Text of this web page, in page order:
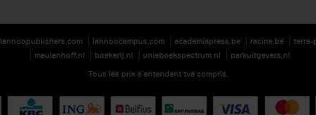
lannoopublishers.com lannoocampus.com academiapress.be racine.be
terra-
meulenhoff.nl
boekerij.nl unieboekspectrum.nl
parkuitgevers.nl
Tous les prix s’entendent tva compris.